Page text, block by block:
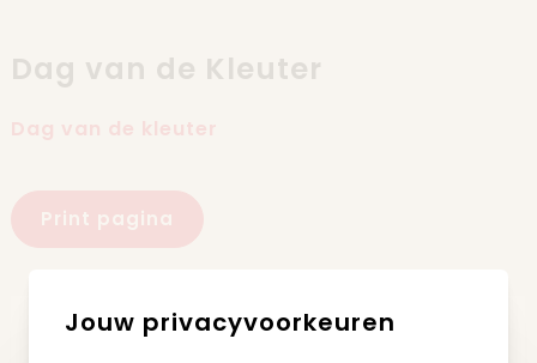
Dag van de Kleuter
Dag van de kleuter
Print pagina
Datum
Wo 27.01.2027
Jouw privacyvoorkeuren